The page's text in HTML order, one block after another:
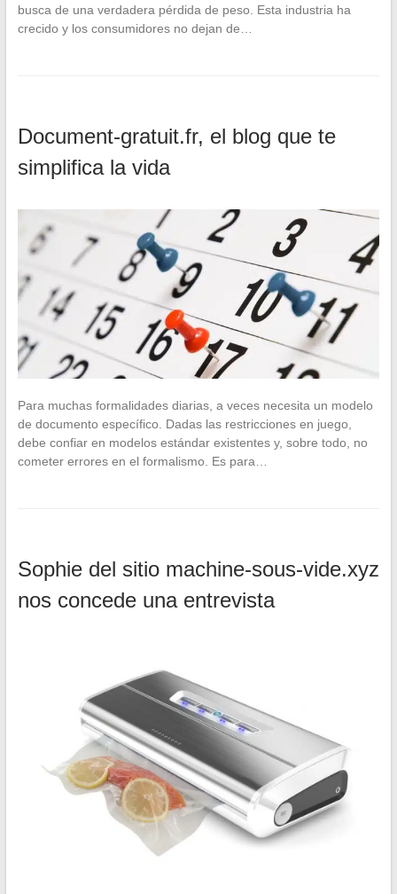
busca de una verdadera pérdida de peso. Esta industria ha
crecido y los consumidores no dejan de…
Document-gratuit.fr, el blog que te
simplifica la vida
Para muchas formalidades diarias, a veces necesita un modelo
de documento específico. Dadas las restricciones en juego,
debe confiar en modelos estándar existentes y, sobre todo, no
cometer errores en el formalismo. Es para…
Sophie del sitio machine-sous-vide.xyz
nos concede una entrevista